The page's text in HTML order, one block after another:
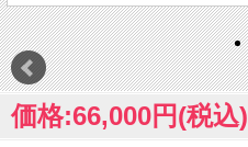
価格:66,000円(税込)